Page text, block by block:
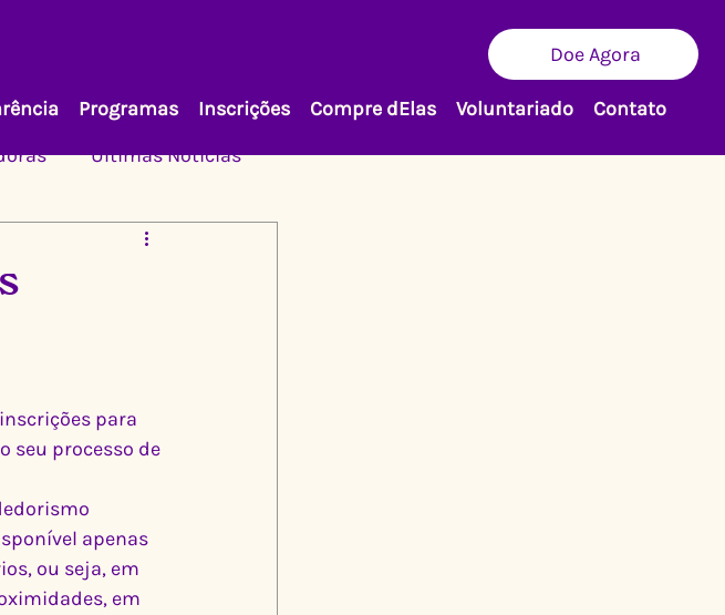
Doe Agora
Programas Inscrições Compre dElas Voluntariado
Contato
Últimas Notícias
para
seu processo de
apenas
ou seja, em
em